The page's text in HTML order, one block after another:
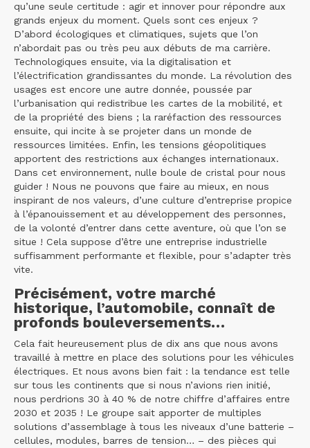
qu’une seule certitude : agir et innover pour répondre aux
grands enjeux du moment. Quels sont ces enjeux ?
D’abord écologiques et climatiques, sujets que l’on
n’abordait pas ou très peu aux débuts de ma carrière.
Technologiques ensuite, via la digitalisation et
l’électrification grandissantes du monde. La révolution des
usages est encore une autre donnée, poussée par
l’urbanisation qui redistribue les cartes de la mobilité, et
de la propriété des biens ; la raréfaction des ressources
ensuite, qui incite à se projeter dans un monde de
ressources limitées. Enfin, les tensions géopolitiques
apportent des restrictions aux échanges internationaux.
Dans cet environnement, nulle boule de cristal pour nous
guider ! Nous ne pouvons que faire au mieux, en nous
inspirant de nos valeurs, d’une culture d’entreprise propice
à l’épanouissement et au développement des personnes,
de la volonté d’entrer dans cette aventure, où que l’on se
situe ! Cela suppose d’être une entreprise industrielle
suffisamment performante et flexible, pour s’adapter très
vite.
Précisément, votre marché
historique, l’automobile, connaît de
profonds bouleversements…
Cela fait heureusement plus de dix ans que nous avons
travaillé à mettre en place des solutions pour les véhicules
électriques. Et nous avons bien fait : la tendance est telle
sur tous les continents que si nous n’avions rien initié,
nous perdrions 30 à 40 % de notre chiffre d’affaires entre
2030 et 2035 ! Le groupe sait apporter de multiples
solutions d’assemblage à tous les niveaux d’une batterie –
cellules, modules, barres de tension… – des pièces qui